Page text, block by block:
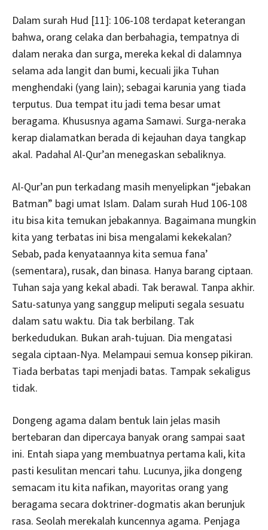
Dalam surah Hud [11]: 106-108 terdapat keterangan
bahwa, orang celaka dan berbahagia, tempatnya di
dalam neraka dan surga, mereka kekal di dalamnya
selama ada langit dan bumi, kecuali jika Tuhan
menghendaki (yang lain); sebagai karunia yang tiada
terputus. Dua tempat itu jadi tema besar umat
beragama. Khususnya agama Samawi. Surga-neraka
kerap dialamatkan berada di kejauhan daya tangkap
akal. Padahal Al-Qur’an menegaskan sebaliknya.
Al-Qur’an pun terkadang masih menyelipkan “jebakan
Batman” bagi umat Islam. Dalam surah Hud 106-108
itu bisa kita temukan jebakannya. Bagaimana mungkin
kita yang terbatas ini bisa mengalami kekekalan?
Sebab, pada kenyataannya kita semua fana’
(sementara), rusak, dan binasa. Hanya barang ciptaan.
Tuhan saja yang kekal abadi. Tak berawal. Tanpa akhir.
Satu-satunya yang sanggup meliputi segala sesuatu
dalam satu waktu. Dia tak berbilang. Tak
berkedudukan. Bukan arah-tujuan. Dia mengatasi
segala ciptaan-Nya. Melampaui semua konsep pikiran.
Tiada berbatas tapi menjadi batas. Tampak sekaligus
tidak.
Dongeng agama dalam bentuk lain jelas masih
bertebaran dan dipercaya banyak orang sampai saat
ini. Entah siapa yang membuatnya pertama kali, kita
pasti kesulitan mencari tahu. Lucunya, jika dongeng
semacam itu kita nafikan, mayoritas orang yang
beragama secara doktriner-dogmatis akan berunjuk
rasa. Seolah merekalah kuncennya agama. Penjaga